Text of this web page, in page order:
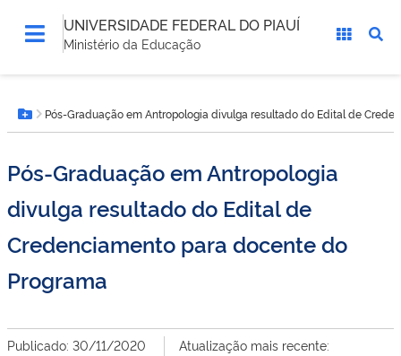
UNIVERSIDADE FEDERAL DO PIAUÍ
Ministério da Educação
está
aqui:Botão Menu
Pós-Graduação em Antropologia divulga resultado do Edital de
Pós-Graduação em Antropologia
divulga resultado do Edital de
Credenciamento para docente do
Programa
Publicado: 30/11/2020
Atualização mais recente: